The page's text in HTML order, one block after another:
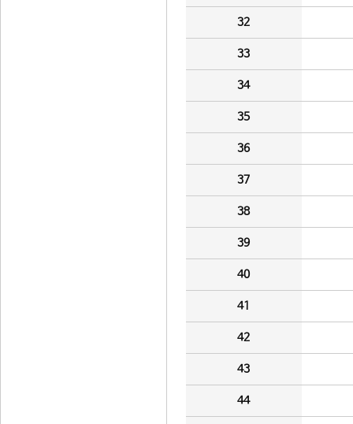
32
33
34
35
36
37
38
39
40
41
42
43
44